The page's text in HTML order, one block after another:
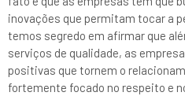
inovações que permitam tocar a
temos segredo em afirmar que
serviços de qualidade, as
positivas que tornem o
fortemente focado no respeito e